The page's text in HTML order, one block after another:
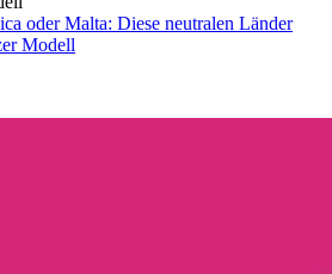
oder Malta: Diese neutralen Länder
Modell